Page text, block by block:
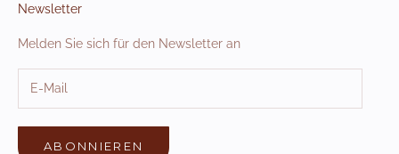
Newsletter
Melden Sie sich für den Newsletter an
ABONNIEREN